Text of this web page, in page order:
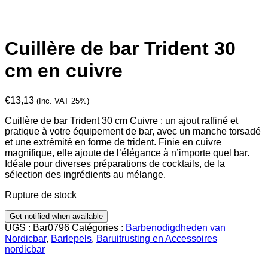
Cuillère de bar Trident 30
cm en cuivre
€13,13 (Inc. VAT 25%)
Cuillère de bar Trident 30 cm Cuivre : un ajout raffiné et
pratique à votre équipement de bar, avec un manche torsadé
et une extrémité en forme de trident. Finie en cuivre
magnifique, elle ajoute de l’élégance à n’importe quel bar.
Idéale pour diverses préparations de cocktails, de la
sélection des ingrédients au mélange.
Rupture de stock
UGS : Bar0796 Catégories : Barbenodigdheden van
Nordicbar, Barlepels, Baruitrusting en Accessoires
nordicbar